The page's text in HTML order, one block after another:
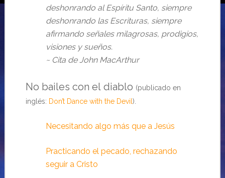
deshonrando al Espíritu Santo, siempre
deshonrando las Escrituras, siempre
afirmando señales milagrosas, prodigios,
visiones y sueños.
~ Cita de John MacArthur
No bailes con el diablo (publicado en
inglés: Don’t Dance with the Devil ).
Necesitando algo más que a Jesús
Practicando el pecado, rechazando
seguir a Cristo